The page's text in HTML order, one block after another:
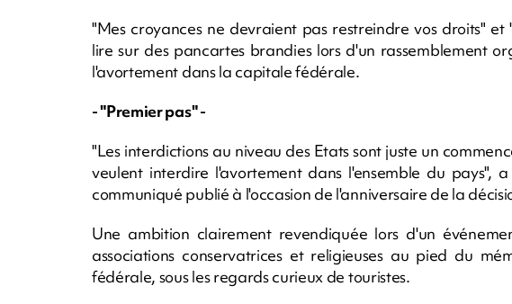
"Mes croyances ne devraient pas restreindre vos droits"
lire sur des pancartes brandies lors d'un rassemblement
l'avortement dans la capitale fédérale.
- "Premier pas" -
"Les interdictions au niveau des Etats sont juste un
veulent interdire l'avortement dans l'ensemble du pays",
communiqué publié à l'occasion de l'anniversaire de la
Une ambition clairement revendiquée lors d'un
associations conservatrices et religieuses au pied du
fédérale, sous les regards curieux de touristes.